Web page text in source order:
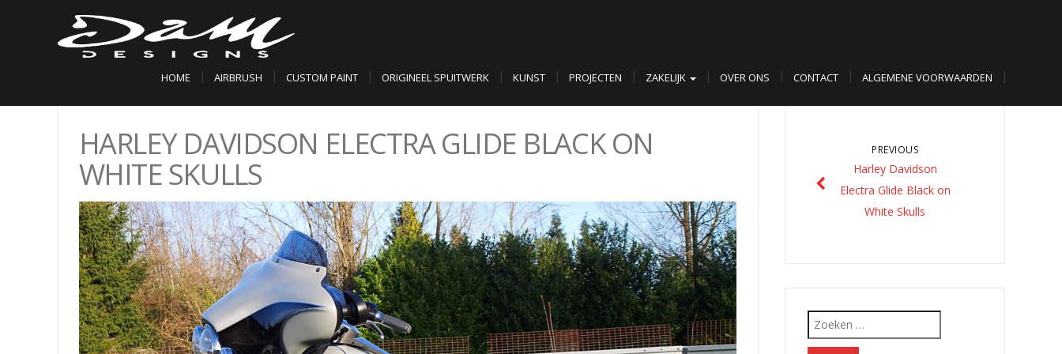
HOME AIRBRUSH CUSTOM PAINT ORIGINEEL SPUITWERK KUNST PROJECTEN ZAKELIJK OVER ONS CONTACT ALGEMENE VOORWAARDEN
HARLEY DAVIDSON ELECTRA GLIDE BLACK ON
WHITE SKULLS
PREVIOUS
Harley Davidson
Electra Glide Black on
White Skulls
Zoeken
naar: